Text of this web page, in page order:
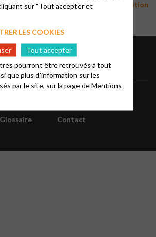
Communication
Glossaire Contact
sur "Tout accepter et
LES COOKIES
Tout accepter
pourront être retrouvés à tout
que plus d'information sur les
par le site, sur la page deMentions